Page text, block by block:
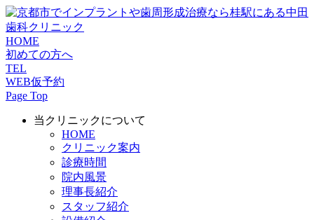
HOME
初めての方へ
TEL
WEB仮予約
Page Top
当クリニックについて
HOME
クリニック案内
診療時間
院内風景
理事長紹介
スタッフ紹介